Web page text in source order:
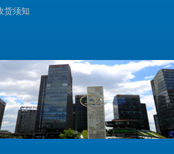
货须知